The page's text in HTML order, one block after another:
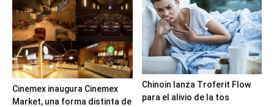
Cinemex inaugura Cinemex
Market, una forma distinta de
Chinoin lanza Troferit Flow
para el alivio de la tos